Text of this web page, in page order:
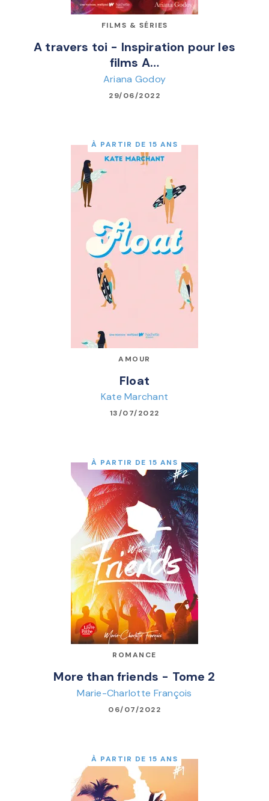
FILMS & SÉRIES
A travers toi - Inspiration pour les
films A…
Ariana Godoy
29/06/2022
À PARTIR DE 15 ANS
AMOUR
Float
Kate Marchant
13/07/2022
À PARTIR DE 15 ANS
ROMANCE
More than friends - Tome 2
Marie-Charlotte François
06/07/2022
À PARTIR DE 15 ANS